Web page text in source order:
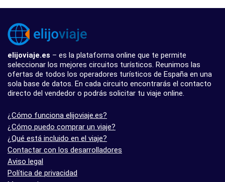
elijoviaje.es – es la plataforma online que te permite
seleccionar los mejores circuitos turísticos. Reunimos las
ofertas de todos los operadores turísticos de España en una
sola base de datos. En cada circuito encontrarás el contacto
directo del vendedor o podrás solicitar tu viaje online.
¿Cómo funciona elijoviaje.es?
¿Cómo puedo comprar un viaje?
¿Qué está incluido en el viaje?
Contactar con los desarrolladores
Aviso legal
Política de privacidad